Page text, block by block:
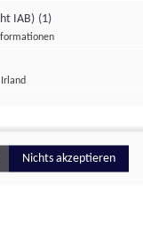
IAB) (1)
Nichts akzeptieren